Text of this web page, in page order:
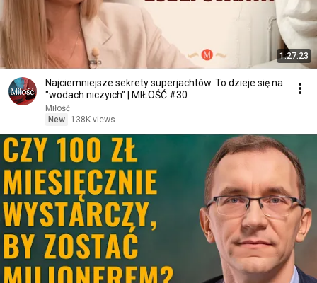
1:27:23
Najciemniejsze sekrety superjachtów. To dzieje się na
"wodach niczyich" | MIŁOŚĆ #30
Miłość
New
138K views